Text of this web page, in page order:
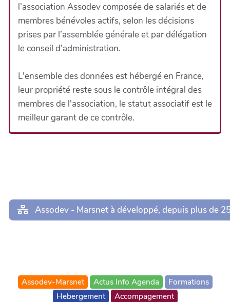
l’association Assodev composée de salariés et de
membres bénévoles actifs, selon les décisions
prises par l’assemblée générale et par délégation
le conseil d’administration.
L'ensemble des données est hébergé en France,
leur propriété reste sous le contrôle intégral des
membres de l'association, le statut associatif est le
meilleur garant de ce contrôle.
Assodev - Marsnet à développé, depuis plus de
Assodev-Marsnet Actus Info Agenda
Formations
Hebergement
Accompagement